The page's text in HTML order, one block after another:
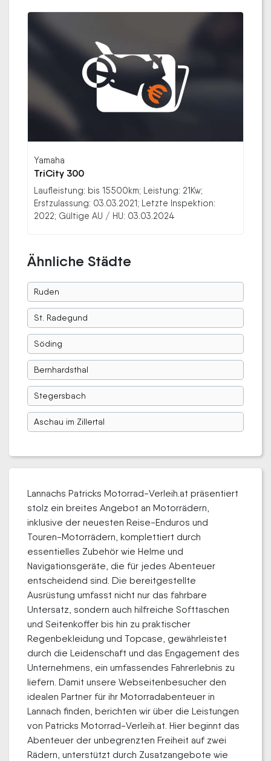
Yamaha
TriCity 300
Laufleistung: bis 15500km; Leistung: 21Kw;
Erstzulassung: 03.03.2021; Letzte Inspektion:
2022; Gültige AU / HU: 03.03.2024
Ähnliche Städte
Ruden
St. Radegund
Söding
Bernhardsthal
Stegersbach
Aschau im Zillertal
Lannachs Patricks Motorrad-Verleih.at präsentiert
stolz ein breites Angebot an Motorrädern,
inklusive der neuesten Reise-Enduros und
Touren-Motorrädern, komplettiert durch
essentielles Zubehör wie Helme und
Navigationsgeräte, die für jedes Abenteuer
entscheidend sind. Die bereitgestellte
Ausrüstung umfasst nicht nur das fahrbare
Untersatz, sondern auch hilfreiche Softtaschen
und Seitenkoffer bis hin zu praktischer
Regenbekleidung und Topcase, gewährleistet
durch die Leidenschaft und das Engagement des
Unternehmens, ein umfassendes Fahrerlebnis zu
liefern. Damit unsere Webseitenbesucher den
idealen Partner für ihr Motorradabenteuer in
Lannach finden, berichten wir über die Leistungen
von Patricks Motorrad-Verleih.at. Hier beginnt das
Abenteuer der unbegrenzten Freiheit auf zwei
Rädern, unterstützt durch Zusatzangebote wie